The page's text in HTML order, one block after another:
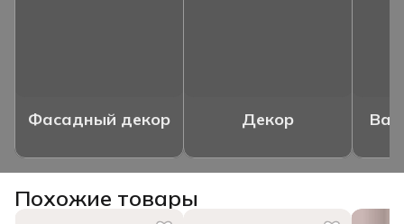
Фасадный декор Декор
Похожие товары